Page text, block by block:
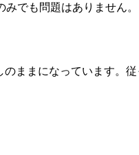
でも問題はありません。
ままになっています。